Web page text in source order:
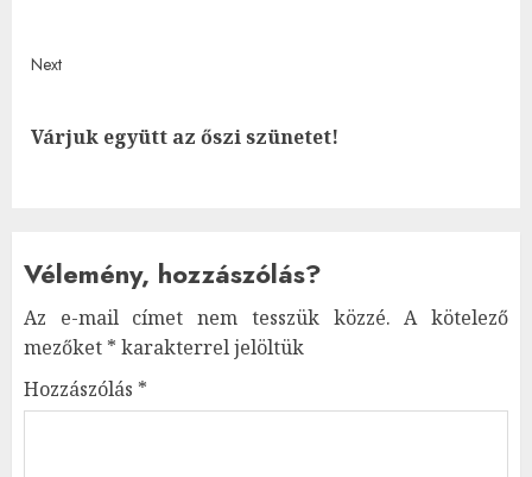
Next
Next
post:
Várjuk együtt az őszi szünetet!
Vélemény, hozzászólás?
Az e-mail címet nem tesszük közzé. A kötelező
mezőket * karakterrel jelöltük
Hozzászólás *